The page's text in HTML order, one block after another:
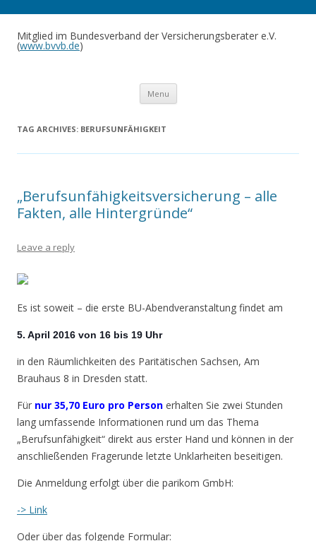
Mitglied im Bundesverband der Versicherungsberater e.V.
(www.bvvb.de)
Menu Skip to content
TAG ARCHIVES: BERUFSUNFÄHIGKEIT
„Berufsunfähigkeitsversicherung – alle
Fakten, alle Hintergründe“
Leave a reply
Es ist soweit – die erste BU-Abendveranstaltung findet am
5. April 2016 von 16 bis 19 Uhr
in den Räumlichkeiten des Paritätischen Sachsen, Am
Brauhaus 8 in Dresden statt.
Für nur 35,70 Euro pro Person erhalten Sie zwei Stunden
lang umfassende Informationen rund um das Thema
„Berufsunfähigkeit“ direkt aus erster Hand und können in der
anschließenden Fragerunde letzte Unklarheiten beseitigen.
Die Anmeldung erfolgt über die parikom GmbH:
-> Link
Oder über das folgende Formular: